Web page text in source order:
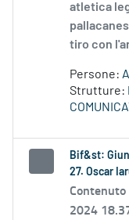
atletica
tiro con
Persone:
Strutture:
Bif&st:
27. Oscar
2024